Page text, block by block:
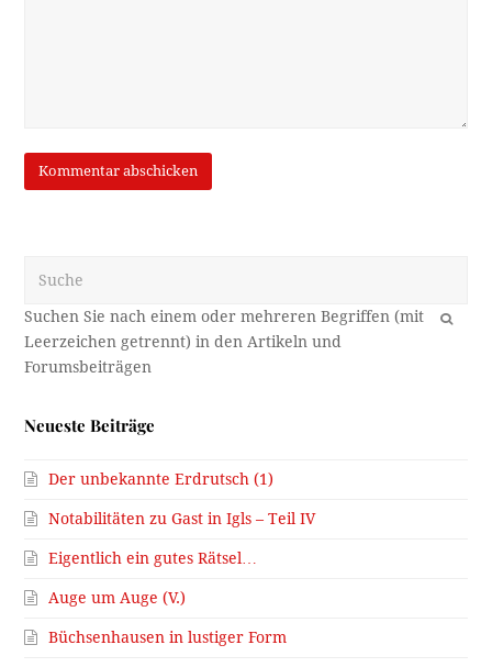
OK
Neueste Beiträge
Der unbekannte Erdrutsch (1)
Notabilitäten zu Gast in Igls – Teil IV
Eigentlich ein gutes Rätsel…
Auge um Auge (V.)
Büchsenhausen in lustiger Form